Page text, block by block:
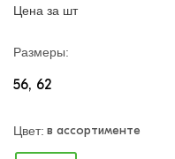
Цена за шт
Размеры:
56 62
Цвет: в ассортименте